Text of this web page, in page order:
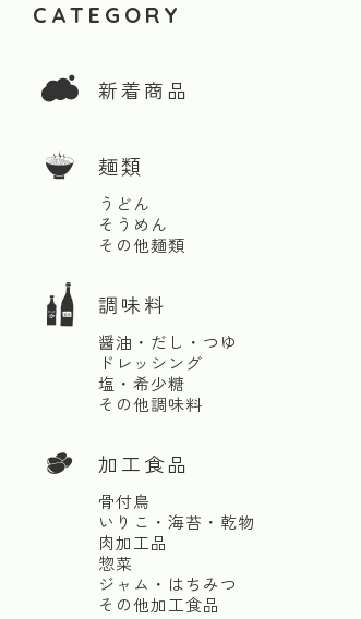
CATEGORY
新着商品
麺類
うどん
そうめん
その他麺類
調味料
醤油・だし・つゆ
ドレッシング
塩・希少糖
その他調味料
加工食品
骨付鳥
いりこ・海苔・乾物
肉加工品
惣菜
ジャム・はちみつ
その他加工食品